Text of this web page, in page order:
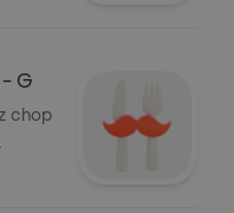
G
chop